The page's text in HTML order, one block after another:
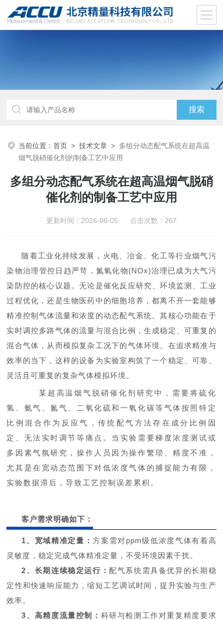
当前位置：首页 >技术文章 > 多组分动态配气系统在超高温
烟气脱硝催化剂的制备工艺中应用
多组分动态配气系统在超高温烟气脱硝
催化剂的制备工艺中应用
更新时间：2026-06-05 点击次数：267
随着工业化持续发展，火电、冶金、化工等行业烟气污
染物治理管控日趋严苛，氮氧化物(NOx)治理已成为大气污
染防控的核心议题。无论是催化反应研究、环境监测、工业
过程优化，还是生物医药中的细胞培养，都离不开一套能够
精准控制气体流量和浓度的动态配气系统。其核心功能在于
实时调控多路气体的流量与混合比例，生成稳定、可重复的
混合气体，从而模拟复杂工况下的气体环境。在追求精准与
效率的当下，这样的设备为实验室构筑了一个稳定、可靠、
灵活且可重复的复杂气体模拟环境。
某超高温烟气脱硝催化剂研究中，需要将硫化
氢、氨气、氮气、二氧化硫和一氧化碳等气体按照特定
比例混合作为反应气，传统配气方法存在成分比例固
定、无法实时调节等痛点。当实验需要梯度浓度测试或
多因素气氛研究，操作人员因为操作繁琐、精度不准，
尤其是在宽动态范围下对低浓度气体的捕捉能力有限，
实验数据滞后，导致工艺控制误差累积。
客户需求明确如下：
1、宽域精准定量：方案需对ppm级低浓度气体有着高
灵敏度，稳定完成气体精准定量，不受环境因素干扰。
2、长期连续稳定运行：配气系统需具备优异的长期稳
定性和快速响应能力，缩短工艺调试时间，提升实验与生产
效率。
3、高精度流量控制： 科研与检测工作对重复精度要求